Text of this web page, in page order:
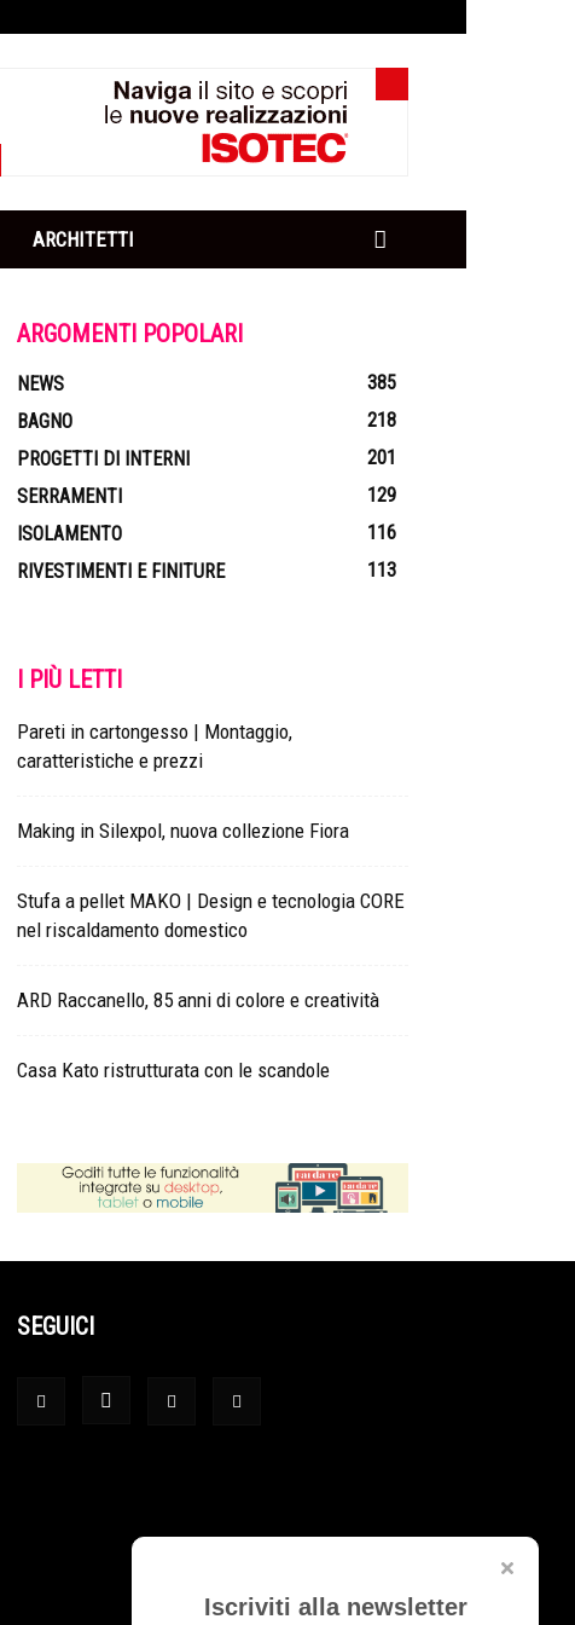
Iscriviti alla newsletter
ARCHITETTI
ARGOMENTI POPOLARI
NEWS
385
BAGNO
218
PROGETTI DI INTERNI
201
SERRAMENTI
129
ISOLAMENTO
116
RIVESTIMENTI E FINITURE
113
I PIÙ LETTI
Pareti in cartongesso | Montaggio,
caratteristiche e prezzi
Making in Silexpol, nuova collezione Fiora
Stufa a pellet MAKO | Design e tecnologia CORE
nel riscaldamento domestico
ARD Raccanello, 85 anni di colore e creatività
Casa Kato ristrutturata con le scandole
SEGUICI